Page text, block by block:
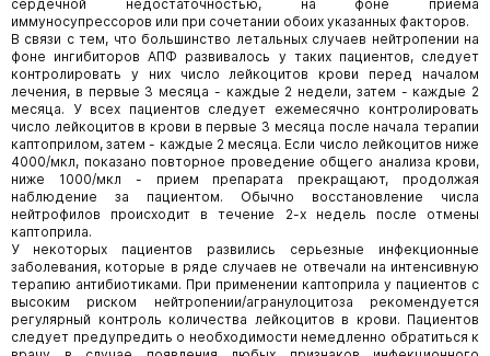
сердечной недостаточностью, на фоне приема
иммуносупрессоров или при сочетании обоих указанных факторов.
В связи с тем, что большинство летальных случаев нейтропении на
фоне ингибиторов АПФ развивалось у таких пациентов, следует
контролировать у них число лейкоцитов крови перед началом
лечения, в первые 3 месяца - каждые 2 недели, затем - каждые 2
месяца. У всех пациентов следует ежемесячно контролировать
число лейкоцитов в крови в первые 3 месяца после начала терапии
каптоприлом, затем - каждые 2 месяца. Если число лейкоцитов ниже
4000/мкл, показано повторное проведение общего анализа крови,
ниже 1000/мкл - прием препарата прекращают, продолжая
наблюдение за пациентом. Обычно восстановление числа
нейтрофилов происходит в течение 2-х недель после отмены
каптоприла.
У некоторых пациентов развились серьезные инфекционные
заболевания, которые в ряде случаев не отвечали на интенсивную
терапию антибиотиками. При применении каптоприла у пациентов с
высоким риском нейтропении/агранулоцитоза рекомендуется
регулярный контроль количества лейкоцитов в крови. Пациентов
следует предупредить о необходимости немедленно обратиться к